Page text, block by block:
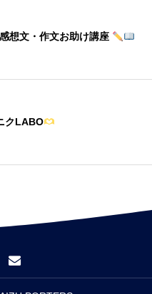
想文・作文お助け講座
クLABO